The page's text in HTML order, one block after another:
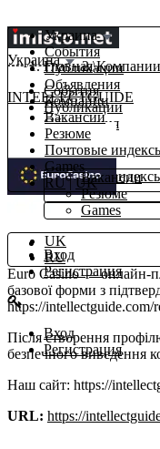
Украина
События
Публикации
Объявления
Компании
Вакансии
Резюме
Почтовые
Games
RU|UK
Украина
События
Публикации
Объявления
Компании
Работаβ
Вакансии
Резюме
Почтовые
Еще
Games
UK
RU
Вход
Регистрация
Вход
Регистрация
Главная
INTELLECTGUIDE
Euro Casino — онлайн-
базової форми з
https://intellectguide.com/
Після створення
безпечного виведення
Наш сайт: https://
URL: https://